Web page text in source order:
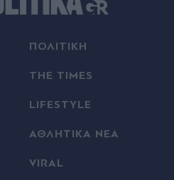
ΠΟΛΙΤΙΚΗ
THE TIMES
LIFESTYLE
ΑΘΛΗΤΙΚΑ ΝΕΑ
VIRAL